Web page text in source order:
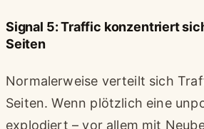
Signal 5: Traffic konzentriert
Seiten
Normalerweise verteilt sich
Seiten. Wenn plötzlich eine
explodiert – vor allem mit